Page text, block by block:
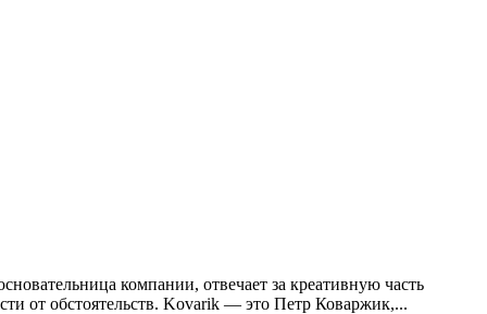
компании, отвечает за креативную часть
от обстоятельств. Kovarik — это Петр Коваржик,...